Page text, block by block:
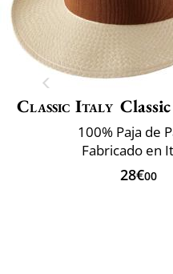
Classic Italy
100% Paja de
Fabricado en
28€00